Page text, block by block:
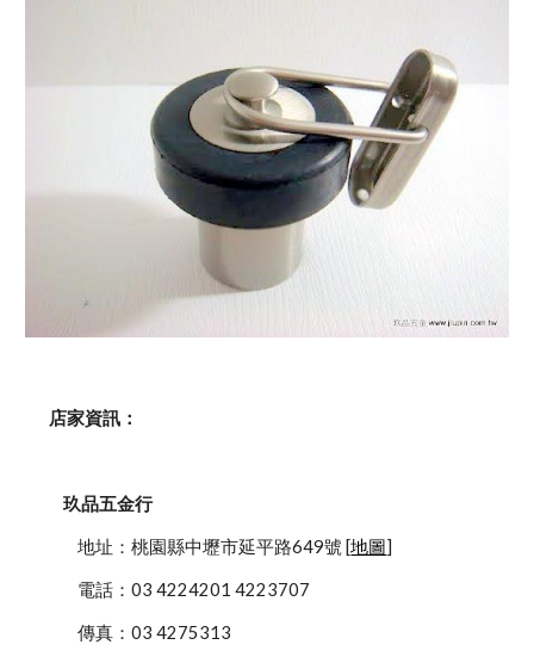
    店家資訊：
玖品五金行
            地址：桃園縣中壢市延平路649號 [
地圖]
            電話：03 4224201 4223707
            傳真：03 4275313